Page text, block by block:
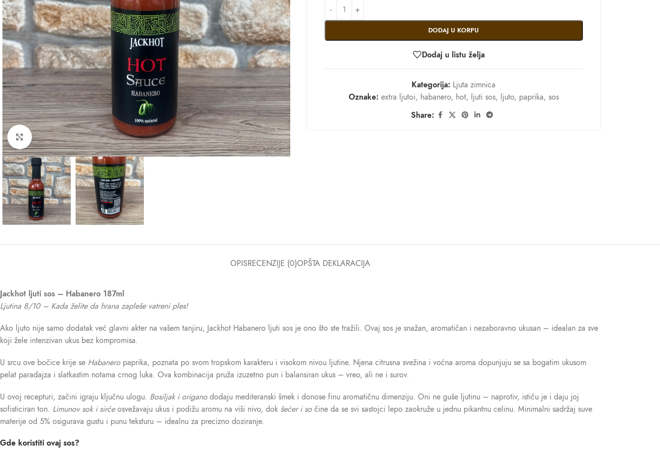
Kliknite za uvećanje
DODAJ U KORPU
Dodaj u listu želja
Kategorija: Ljuta zimnica
Oznake: extra ljutoi, habanero, hot, ljuti sos, ljuto, paprika, sos
Share:
OPISRECENZIJE (0)OPŠTA DEKLARACIJA
Jackhot ljuti sos – Habanero 187ml
Ljutina 8/10 – Kada želite da hrana zapleše vatreni ples!
Ako ljuto nije samo dodatak već glavni akter na vašem tanjiru, Jackhot Habanero ljuti sos je ono što ste tražili. Ovaj sos je snažan, aromatičan i nezaboravno ukusan – idealan za sve
koji žele intenzivan ukus bez kompromisa.
U srcu ove bočice krije se Habaneropaprika, poznata po svom tropskom karakteru i visokom nivou ljutine. Njena citrusna svežina i voćna aroma dopunjuju se sa bogatim ukusom
pelat paradajza i slatkastim notama crnog luka. Ova kombinacija pruža izuzetno pun i balansiran ukus – vreo, ali ne i surov.
U ovoj recepturi, začini igraju ključnu ulogu. Bosiljak i origanododaju mediteranski šmek i donose finu aromatičnu dimenziju. Oni ne guše ljutinu – naprotiv, ističu je i daju joj
sofisticiran ton. Limunov sok i sirćeosvežavaju ukus i podižu aromu na viši nivo, dok šećer i sočine da se svi sastojci lepo zaokruže u jednu pikantnu celinu. Minimalni sadržaj suve
materije od 5% osigurava gustu i punu teksturu – idealnu za precizno doziranje.
Gde koristiti ovaj sos?